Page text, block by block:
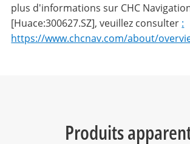
plus d'informations sur CHC
[Huace:300627.SZ], veuillez consulter :
https://www.chcnav.com/about/
Produits